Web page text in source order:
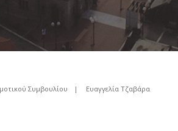
Συμβουλίου | Ευαγγελία Τζαβάρα